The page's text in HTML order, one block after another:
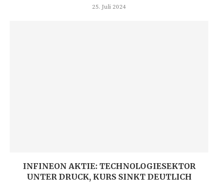
25. Juli 2024
INFINEON AKTIE: TECHNOLOGIESEKTOR
UNTER DRUCK, KURS SINKT DEUTLICH